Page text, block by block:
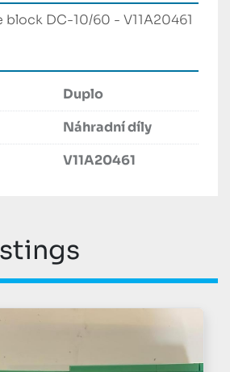
block DC-10/60 - V11A20461
Duplo
Náhradní díly
V11A20461